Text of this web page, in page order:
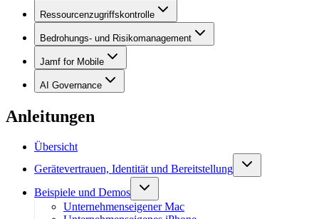
Ressourcenzugriffskontrolle
Bedrohungs- und Risikomanagement
Jamf for Mobile
AI Governance
Anleitungen
Übersicht
Gerätevertrauen, Identität und Bereitstellung
Beispiele und Demos
Unternehmenseigener Mac